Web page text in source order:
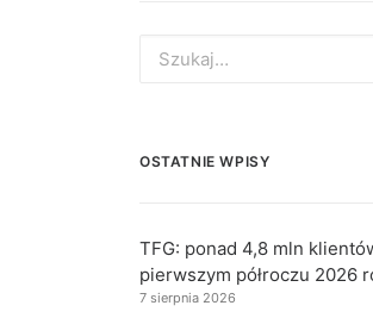
for:
OSTATNIE WPISY
TFG: ponad 4,8 mln
pierwszym półroczu 2026
7 sierpnia 2026